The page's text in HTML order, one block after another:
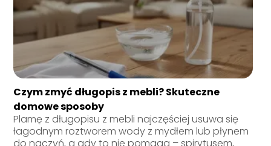
Czym zmyć długopis z mebli? Skuteczne
domowe sposoby
Plamę z długopisu z mebli najczęściej usuwa się
łagodnym roztworem wody z mydłem lub płynem
do naczyń, a gdy to nie pomaga – spirytusem,